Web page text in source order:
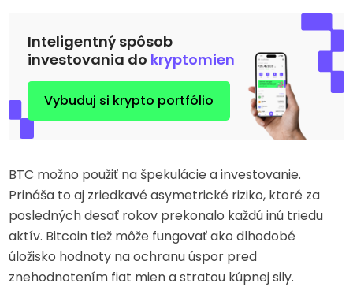
Inteligentný spôsob
investovania do kryptomien
Vybuduj si krypto portfólio
BTC možno použiť na špekulácie a investovanie.
Prináša to aj zriedkavé asymetrické riziko, ktoré za
posledných desať rokov prekonalo každú inú triedu
aktív. Bitcoin tiež môže fungovať ako dlhodobé
úložisko hodnoty na ochranu úspor pred
znehodnotením fiat mien a stratou kúpnej sily.